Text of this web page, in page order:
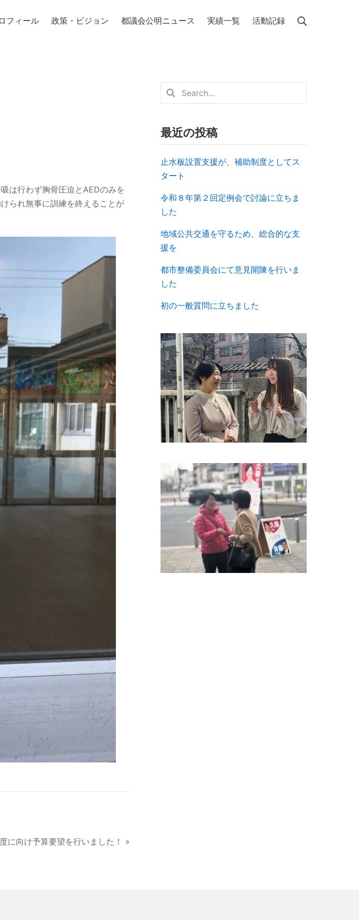
フィール 政策・ビジョン 都議会公明ニュース 実績一覧 活動記録
は行わず胸骨圧迫とAEDのみを
られ無事に訓練を終えることが
に向け予算要望を行いました！ »
最近の投稿
止水板設置支援が、補助制度としてス
タート
令和８年第２回定例会で討論に立ちま
した
地域公共交通を守るため、総合的な支
援を
都市整備委員会にて意見開陳を行いま
した
初の一般質問に立ちました